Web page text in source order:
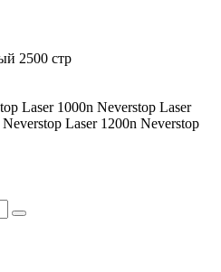
2500 стр
Laser 1000n Neverstop Laser
Neverstop Laser 1200n Neverstop